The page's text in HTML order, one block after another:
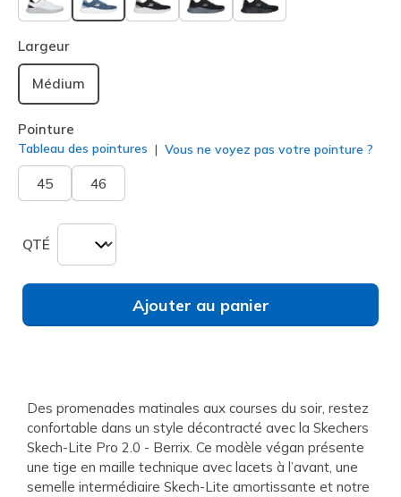
sélectionné
Largeur
Médium
Pointure
Tableau des pointures Vous ne voyez pas votre pointure ?
45 46
QTÉ
Ajouter au panier
Des promenades matinales aux courses du soir, restez
confortable dans un style décontracté avec la Skechers
Skech-Lite Pro 2.0 - Berrix. Ce modèle végan présente
une tige en maille technique avec lacets à l’avant, une
semelle intermédiaire Skech-Lite amortissante et notre